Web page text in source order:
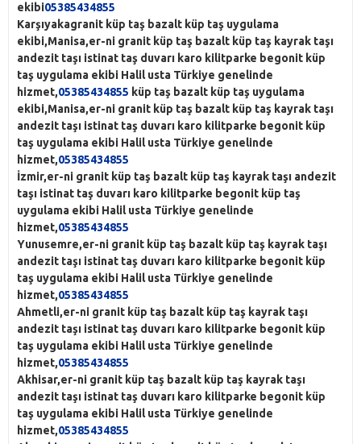
ekibi05385434855
Karşıyakagranit küp taş bazalt küp taş uygulama
ekibi,Manisa,er-ni granit küp taş bazalt küp taş kayrak taşı
andezit taşı istinat taş duvarı karo kilitparke begonit küp
taş uygulama ekibi Halil usta Türkiye genelinde
hizmet,05385434855 küp taş bazalt küp taş uygulama
ekibi,Manisa,er-ni granit küp taş bazalt küp taş kayrak taşı
andezit taşı istinat taş duvarı karo kilitparke begonit küp
taş uygulama ekibi Halil usta Türkiye genelinde
hizmet,05385434855
İzmir,er-ni granit küp taş bazalt küp taş kayrak taşı andezit
taşı istinat taş duvarı karo kilitparke begonit küp taş
uygulama ekibi Halil usta Türkiye genelinde
hizmet,05385434855
Yunusemre,er-ni granit küp taş bazalt küp taş kayrak taşı
andezit taşı istinat taş duvarı karo kilitparke begonit küp
taş uygulama ekibi Halil usta Türkiye genelinde
hizmet,05385434855
Ahmetli,er-ni granit küp taş bazalt küp taş kayrak taşı
andezit taşı istinat taş duvarı karo kilitparke begonit küp
taş uygulama ekibi Halil usta Türkiye genelinde
hizmet,05385434855
Akhisar,er-ni granit küp taş bazalt küp taş kayrak taşı
andezit taşı istinat taş duvarı karo kilitparke begonit küp
taş uygulama ekibi Halil usta Türkiye genelinde
hizmet,05385434855